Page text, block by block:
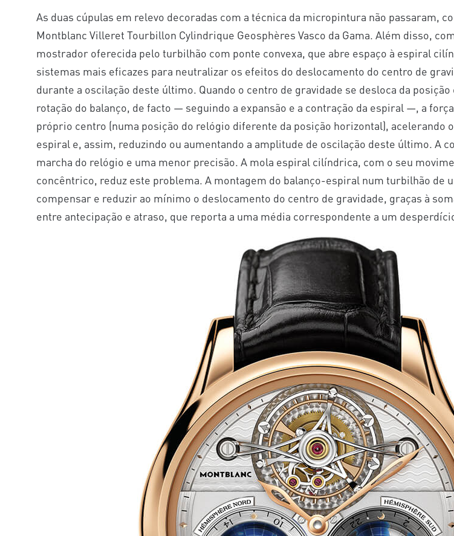
As duas cúpulas em relevo decoradas com a técnica da micropintura não passaram,
Montblanc Villeret Tourbillon Cylindrique Geosphères Vasco da Gama. Além disso,
mostrador oferecida pelo turbilhão com ponte convexa, que abre espaço à espiral
sistemas mais eficazes para neutralizar os efeitos do deslocamento do centro de
durante a oscilação deste último. Quando o centro de gravidade se desloca da
rotação do balanço, de facto — seguindo a expansão e a contração da espiral —, a
próprio centro (numa posição do relógio diferente da posição horizontal), acelerando
espiral e, assim, reduzindo ou aumentando a amplitude de oscilação deste último. A
marcha do relógio e uma menor precisão. A mola espiral cilíndrica, com o seu
concêntrico, reduz este problema. A montagem do balanço-espiral num turbilhão de
compensar e reduzir ao mínimo o deslocamento do centro de gravidade, graças à
entre antecipação e atraso, que reporta a uma média correspondente a um